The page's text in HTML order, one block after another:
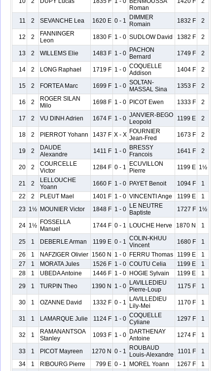
Roman
11 2 SEVANCHE Lea 1620 E 0 - 1
DIMMER
Romain
1832 F 2
12 2
FANNINGER
Leon
1830 F 1 - 0 SUDLOW David 1382 F 2
13 2 WILLEMS Elie 1483 F 1 - 0 PACHON
Bernard
1749 F 2
14 2 LONG Raphael 1719 F 1 - 0 COQUELLE
Addison
1404 F 2
15 2 FORTEA Marc 1699 F 1 - 0 SOLTAN-
MASSAL Sina
1353 F 2
16 2
ROGER SILAN
Milo
1698 F 1 - 0 PICOT Ewen 1333 F 2
17 2 VU DINH Adrien 1674 F 1 - 0 JANVIER-BEGO
Leopold
1199 E 2
18 2 PIERROT Yohann 1437 F X - X FOURNIER
Jean-Fred
1673 F 2
19 2
DAUDE
Alexandre
1411 F 1 - 0 BRESSY
Francois
1641 F 2
20 2
COURCELLE
Victor
1284 F 0 - 1
ECUVILLON
Pierre
1199 E 1½
21 2
LELLOUCHE
Yoann
1660 F 1 - 0 PAYET Benoit 1094 F
1
22
2 PLEUT Mael 1401 F 1 - 0 VINCENTI Ange 1199 E
1
23 1½ MOUNIER Victor 1848 F 1 - 0 LE NEUTRE
Baptiste
1727 F 1½
24 1½ FOSSELLA
Manuel
1744 F 0 - 1 LOUCHE Herve 1870 N 1
25 1 DEBERLE Arman 1199 E 0 - 1 COLIN-KHUU
Vincent
1680 F
1
26
1 NAFZIGER Olivier 1560 N 1 - 0 FERRU Thomas 1199 E
1
27
1 MORATA Jules 1526 F 1 - 0 COUTU Celia 1199 E
1
28
1 UBEDA Antoine 1446 F 1 - 0 HOGIE Sylvain 1199 E
1
29
1 TURPIN Theo 1390 N 1 - 0 LAVILLEDIEU
Pierre-Loup
1175 F 1
30 1 OZANNE David 1332 F 0 - 1
LAVILLEDIEU
Lily-Mei
1170 F 1
31 1 LAMARQUE Julie 1124 F 1 - 0 COQUELLE
Cyliane
1297 F 1
32 1
RAMANANTSOA
Stanley
1093 F 1 - 0 DARTHENAY
Antoine
1274 F 1
33 1 PICOT Mayreen 1270 N 0 - 1
ROUBAUD
Louis-Alexandre
1101 F
1
34
1 RIBOURG Pierre 799 E 0 - 1 MOREL Yoann 1267 F
1